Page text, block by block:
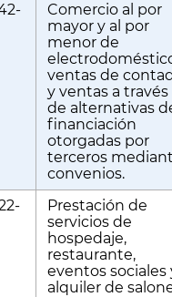
Comercio al por
mayor y al por
menor de
ventas de
y ventas a través
de alternativas
financiación
otorgadas por
terceros
convenios.
Prestación de
servicios de
hospedaje,
restaurante,
eventos sociales
alquiler de